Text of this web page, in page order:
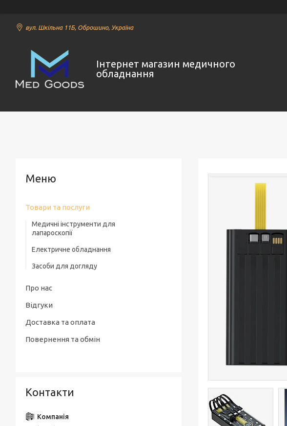
вул. Шкільна 11Б, Оброшино, Україна
Інтернет магазин медичного
обладнання
Товари та послуги
Медичні інструменти для
лапароскопії
Електричне обладнання
Засоби для догляду
Про нас
Відгуки
Доставка та оплата
Повернення та обмін
Контакти